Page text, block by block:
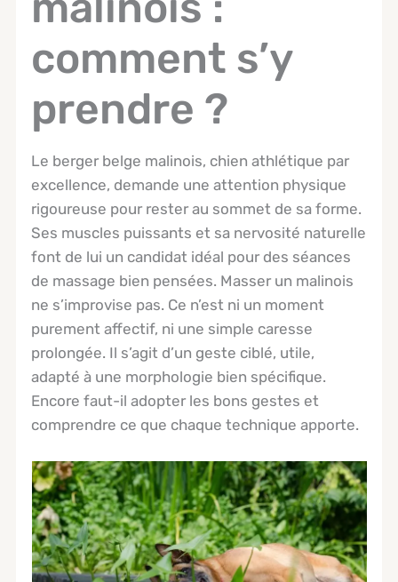
comment s’y
prendre ?
Le berger belge malinois, chien athlétique par
excellence, demande une attention physique
rigoureuse pour rester au sommet de sa forme.
Ses muscles puissants et sa nervosité naturelle
font de lui un candidat idéal pour des séances
de massage bien pensées. Masser un malinois
ne s’improvise pas. Ce n’est ni un moment
purement affectif, ni une simple caresse
prolongée. Il s’agit d’un geste ciblé, utile,
adapté à une morphologie bien spécifique.
Encore faut-il adopter les bons gestes et
comprendre ce que chaque technique apporte.